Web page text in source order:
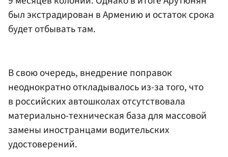
был экстрадирован в Армению и остаток срока
будет отбывать там.
В свою очередь, внедрение поправок
неоднократно откладывалось из-за того, что
в российских автошколах отсутствовала
материально-техническая база для массовой
замены иностранцами водительских
удостоверений.